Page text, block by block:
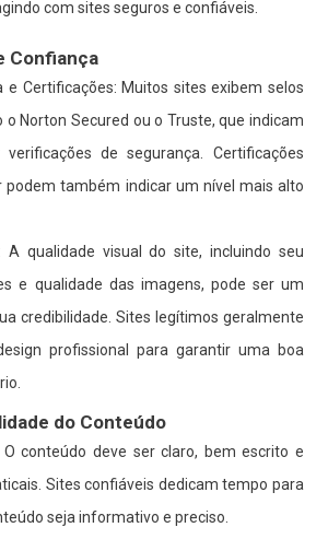
com sites seguros e confiáveis.
Confiança
e Certificações: Muitos sites exibem selos
o Norton Secured ou o Truste, que indicam
de segurança. Certificações
podem também indicar um nível mais alto
A qualidade visual do site, incluindo seu
e qualidade das imagens, pode ser um
credibilidade. Sites legítimos geralmente
profissional para garantir uma boa
do Conteúdo
conteúdo deve ser claro, bem escrito e
Sites confiáveis dedicam tempo para
seja informativo e preciso.